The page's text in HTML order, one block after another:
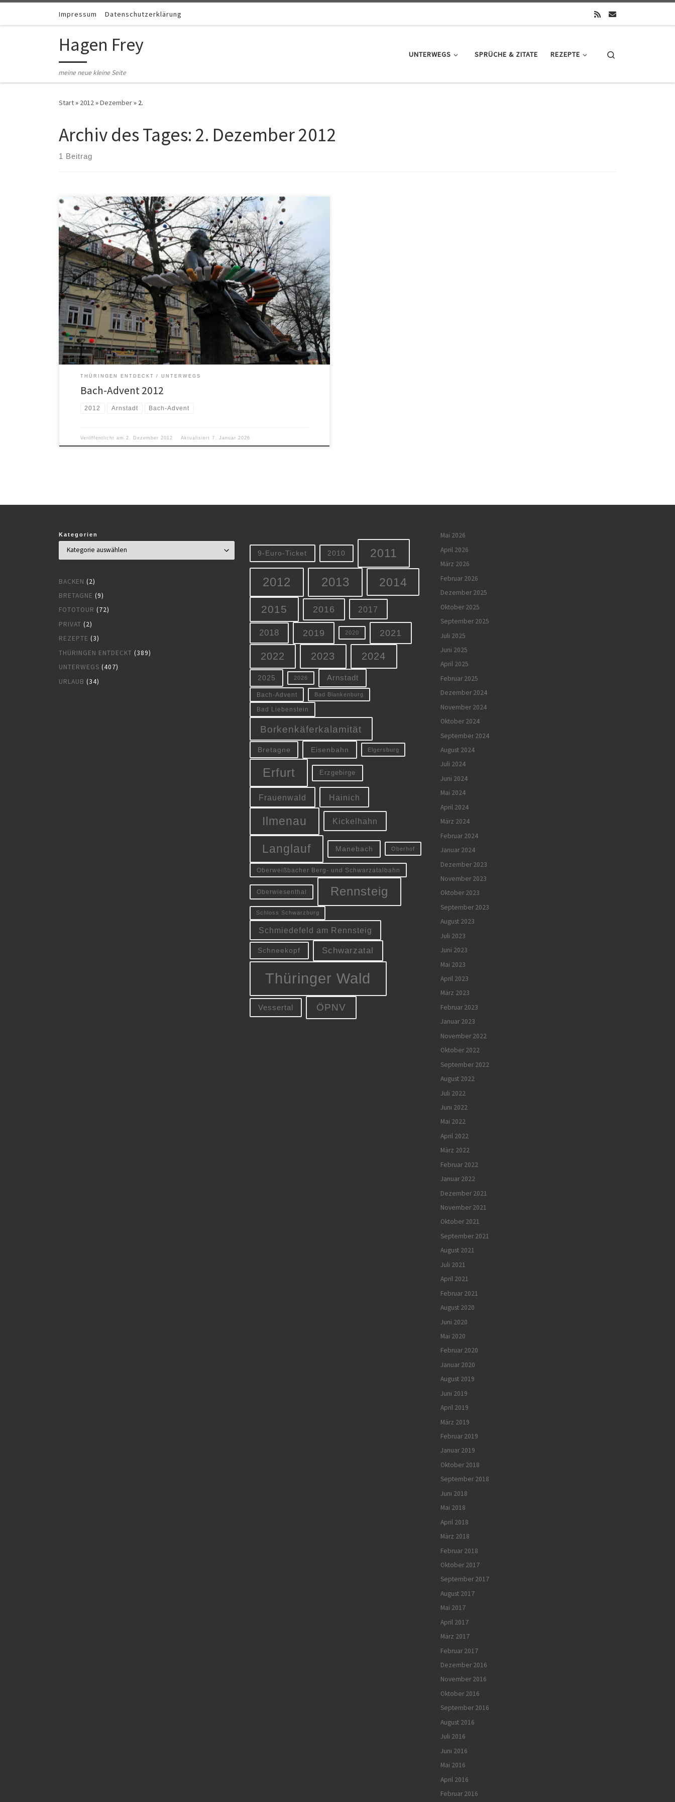
Zum Inhalt springenImpressum Datenschutzerklärung
Hagen Frey
meine neue kleine Seite
UNTERWEGS SPRÜCHE & ZITATE REZEPTE
Start» 2012»Dezember» 2.
Archiv des Tages: 2. Dezember 2012
1 Beitrag
THÜRINGEN ENTDECKT UNTERWEGS
Bach-Advent 2012
2012 Arnstadt Bach-Advent
Veröffentlicht am 2. Dezember 2012 Aktualisiert 7. Januar 2026
Kategorien
BACKEN (2)
BRETAGNE (9)
FOTOTOUR (72)
PRIVAT (2)
REZEPTE (3)
THÜRINGEN ENTDECKT (389)
UNTERWEGS (407)
URLAUB (34)
9-Euro-Ticket 2010 2011
2012 2013 2014
2015 2016 2017
2018 2019 2020 2021
2022 2023 2024
2025 2026 Arnstadt
Bach-Advent Bad Blankenburg
Bad Liebenstein
Borkenkäferkalamität
Bretagne Eisenbahn Elgersburg
Erfurt Erzgebirge
Frauenwald Hainich
Ilmenau Kickelhahn
Langlauf Manebach Oberhof
Oberweißbacher Berg- und Schwarzatalbahn
Oberwiesenthal Rennsteig
Schloss Schwarzburg
Schmiedefeld am Rennsteig
Schneekopf Schwarzatal
Thüringer Wald
Vessertal ÖPNV
Mai 2026
April 2026
März 2026
Februar 2026
Dezember 2025
Oktober 2025
September 2025
Juli 2025
Juni 2025
April 2025
Februar 2025
Dezember 2024
November 2024
Oktober 2024
September 2024
August 2024
Juli 2024
Juni 2024
Mai 2024
April 2024
März 2024
Februar 2024
Januar 2024
Dezember 2023
November 2023
Oktober 2023
September 2023
August 2023
Juli 2023
Juni 2023
Mai 2023
April 2023
März 2023
Februar 2023
Januar 2023
November 2022
Oktober 2022
September 2022
August 2022
Juli 2022
Juni 2022
Mai 2022
April 2022
März 2022
Februar 2022
Januar 2022
Dezember 2021
November 2021
Oktober 2021
September 2021
August 2021
Juli 2021
April 2021
Februar 2021
August 2020
Juni 2020
Mai 2020
Februar 2020
Januar 2020
August 2019
Juni 2019
April 2019
März 2019
Februar 2019
Januar 2019
Oktober 2018
September 2018
Juni 2018
Mai 2018
April 2018
März 2018
Februar 2018
Oktober 2017
September 2017
August 2017
Mai 2017
April 2017
März 2017
Februar 2017
Dezember 2016
November 2016
Oktober 2016
September 2016
August 2016
Juli 2016
Juni 2016
Mai 2016
April 2016
Februar 2016